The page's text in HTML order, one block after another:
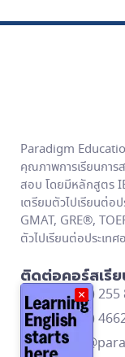
Paradigm
คุณภาพการเรียนการ
สอบ โดยมีหลักสูตร
เตรียมตัวไปเรียนต่อ
GMAT, GRE®,
ตัวไปเรียนต่อประเทศ
ติดต่อคอร์สเรีย
โทร: (662)
โทร: (668)
×